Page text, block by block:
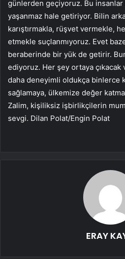
günlerden geçiyoruz. Bu insanlar
yaşanmaz hale getiriyor. Bilin
karıştırmakla, rüşvet vermekle,
etmekle suçlanmıyoruz. Evet
beraberinde bir yük de getirir.
ediyoruz. Her şey ortaya çıkacak
daha deneyimli oldukça binlerce
sağlamaya, ülkemize değer
Zalim, kişiliksiz işbirlikçilerin
sevgi. Dilan Polat/Engin Polat
ERAY